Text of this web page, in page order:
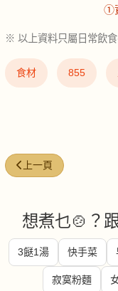
①
※ 以上資料只屬日常飲食
食材 855
上一篇文章: 慈菇
上一頁
想煮乜🍲？
3餸1湯 快手菜
寂寞粉麵